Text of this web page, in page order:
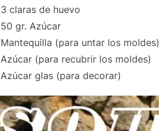
3 claras de huevo
50 gr. Azúcar
Mantequilla (para untar los moldes)
Azúcar (para recubrir los moldes)
Azúcar glas (para decorar)